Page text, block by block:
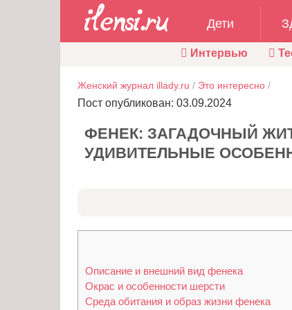
Дети
Интервью
Женский журнал illady.ru / Это интересно /
Пост опубликован: 03.09.2024
ФЕНЕК: ЗАГАДОЧНЫЙ
УДИВИТЕЛЬНЫЕ
Описание и внешний вид фенека
Окрас и особенности шерсти
Среда обитания и образ жизни фенека